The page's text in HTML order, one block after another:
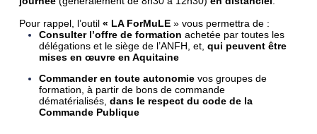
Pour rappel, l’outil « LA ForMuLE » vous permettra de :
Consulter l’offre de formation achetée par toutes les
délégations et le siège de l’ANFH, et, qui peuvent être
mises en œuvre en Aquitaine
Commander en toute autonomie vos groupes de
formation, à partir de bons de commande
dématérialisés, dans le respect du code de la
Commande Publique